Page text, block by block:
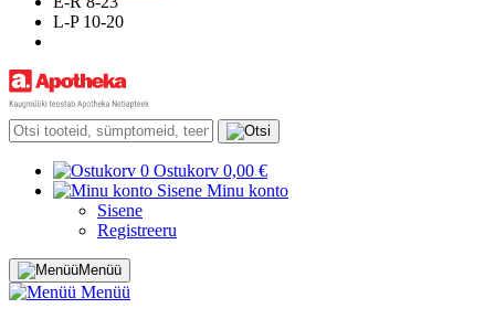
L-P 10-20
0 Ostukorv 0,00 €
Sisene Minu konto
Sisene
Registreeru
Menüü
Menüü